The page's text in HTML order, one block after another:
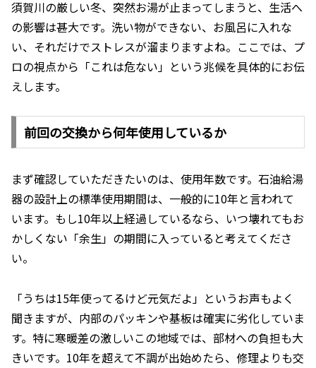
須賀川の厳しい冬、突然お湯が止まってしまうと、生活へ
の影響は甚大です。洗い物ができない、お風呂に入れな
い、それだけでストレスが溜まりますよね。ここでは、プ
ロの視点から「これは危ない」という兆候を具体的にお伝
えします。
前回の交換から何年使用しているか
まず確認していただきたいのは、使用年数です。石油給湯
器の設計上の標準使用期間は、一般的に10年と言われて
います。もし10年以上経過しているなら、いつ壊れてもお
かしくない「余生」の期間に入っていると考えてくださ
い。
「うちは15年使ってるけど元気だよ」というお声もよく
聞きますが、内部のパッキンや基板は確実に劣化していま
す。特に寒暖差の激しいこの地域では、部材への負担も大
きいです。10年を超えて不調が出始めたら、修理よりも交